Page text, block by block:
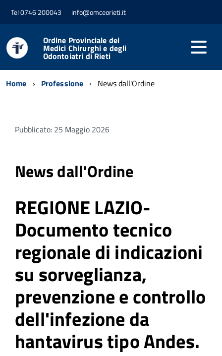
Tel 0746 200043 info@omceorieti.it
Ordine Provinciale dei
Medici Chirurghi e degli
Odontoiatri di Rieti
Home Professione News dall'Ordine
Pubblicato: 25 Maggio 2026
News dall'Ordine
REGIONE LAZIO-
Documento tecnico
regionale di indicazioni
su sorveglianza,
prevenzione e controllo
dell'infezione da
hantavirus tipo Andes.